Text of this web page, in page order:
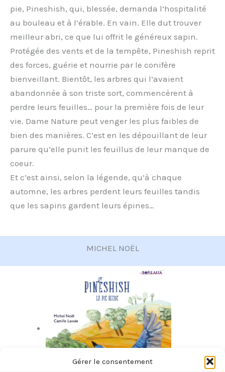
Gérer le consentement
pie, Pineshish, qui, blessée, demanda l’hospitalité
au bouleau et à l’érable. En vain. Elle dut trouver
meilleur abri, ce que lui offrit le généreux sapin.
Protégée des vents et de la tempête, Pineshish reprit
des forces, guérie et nourrie par le conifère
bienveillant. Bientôt, les arbres qui l’avaient
abandonnée à son triste sort, commencèrent à
perdre leurs feuilles… pour la première fois de leur
vie. Dame Nature peut venger les plus faibles de
bien des manières. C’est en les dépouillant de leur
parure qu’elle punit les feuillus de leur manque de
coeur.
Et c’est ainsi, selon la légende, qu’à chaque
automne, les arbres perdent leurs feuilles tandis
que les sapins gardent leurs épines…
MICHEL NOËL